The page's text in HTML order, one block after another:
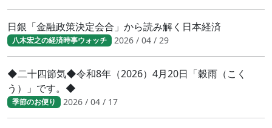
日銀「金融政策決定会合」から読み解く日本経済
八木宏之の経済時事ウォッチ 2026 / 04 / 29
◆二十四節気◆令和8年（2026）4月20日「穀雨（こく
う）」です。◆
季節のお便り 2026 / 04 / 17